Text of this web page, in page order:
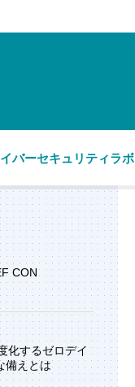
バーセキュリティラボ
CON
化するゼロデイ
備えとは